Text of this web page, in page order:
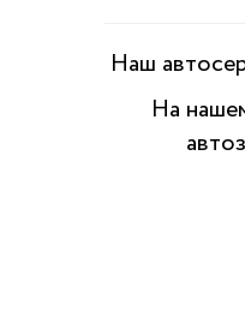
Наш
На